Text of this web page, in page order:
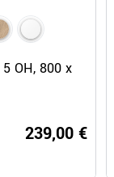
OH, 800 x
239,00 €